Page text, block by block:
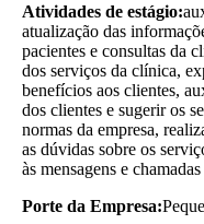
Atividades de estágio:
atualização das
pacientes e consultas da
dos serviços da clínica,
benefícios aos clientes,
dos clientes e sugerir os
normas da empresa,
as dúvidas sobre os
às mensagens e chamadas
Porte da Empresa: